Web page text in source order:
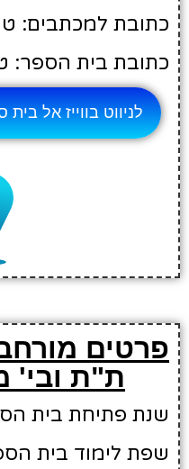
כתובת למכתבים:
כתובת בית הספר:
לניווט בווייז אל
פרטים
ת"ת ובי'
שנת פתיחת בית הספר:
שפת לימוד בית